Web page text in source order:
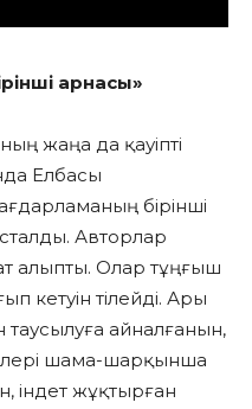
арнасы»
жаңа да қауіпті
Елбасы
бірінші
Авторлар
алыпты. Олар тұңғыш
кетуін тілейді. Ары
айналғанын,
шама-шарқынша
індет жұқтырған